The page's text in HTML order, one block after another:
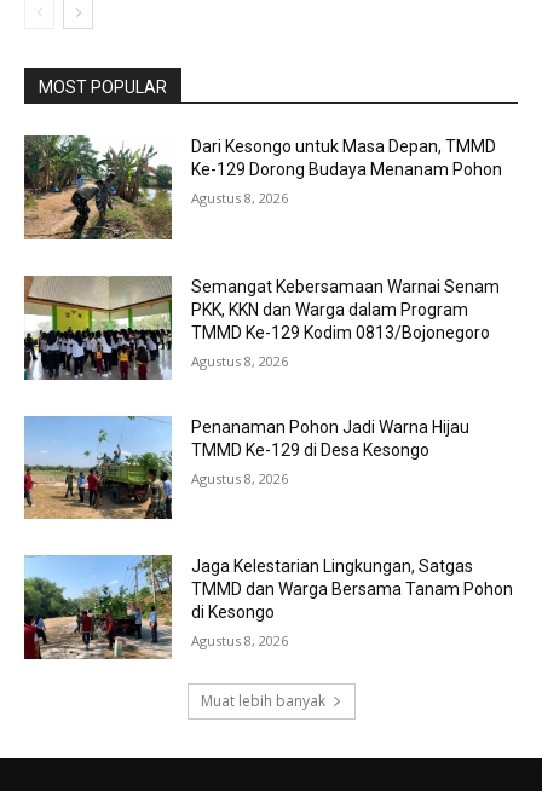
MOST POPULAR
Dari Kesongo untuk Masa Depan, TMMD
Ke-129 Dorong Budaya Menanam Pohon
Agustus 8, 2026
Semangat Kebersamaan Warnai Senam
PKK, KKN dan Warga dalam Program
TMMD Ke-129 Kodim 0813/Bojonegoro
Agustus 8, 2026
Penanaman Pohon Jadi Warna Hijau
TMMD Ke-129 di Desa Kesongo
Agustus 8, 2026
Jaga Kelestarian Lingkungan, Satgas
TMMD dan Warga Bersama Tanam Pohon
di Kesongo
Agustus 8, 2026
Muat lebih banyak